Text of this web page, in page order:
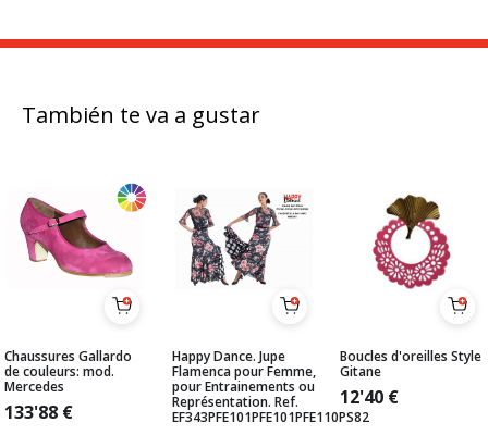
También te va a gustar
Chaussures Gallardo
de couleurs: mod.
Mercedes
133'88 €
Happy Dance. Jupe
Flamenca pour Femme,
pour Entrainements ou
Représentation. Ref.
EF343PFE101PFE101PFE110PS82
Boucles d'oreilles Style
Gitane
12'40 €